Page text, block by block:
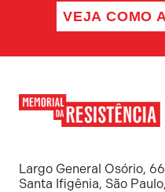
VEJA COMO
Resistência
Largo General Osório, 66
Santa Ifigênia, São